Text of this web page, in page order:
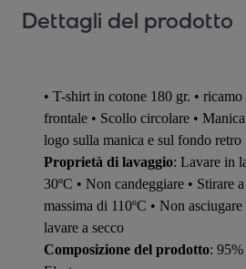
Dettagli del prodotto
• T-shirt in cotone 180 gr. •
frontale • Scollo circolare •
logo sulla manica e sul fondo retro
Proprietà di lavaggio: Lavare in
30ºC • Non candeggiare • Stirare
massima di 110ºC • Non
lavare a secco
Composizione del prodotto: